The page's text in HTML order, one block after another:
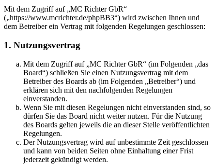
Mit dem Zugriff auf „MC Richter GbR“
(„https://www.mcrichter.de/phpBB3“) wird zwischen Ihnen und
dem Betreiber ein Vertrag mit folgenden Regelungen geschlossen:
1. Nutzungsvertrag
Mit dem Zugriff auf „MC Richter GbR“ (im Folgenden „das
Board“) schließen Sie einen Nutzungsvertrag mit dem
Betreiber des Boards ab (im Folgenden „Betreiber“) und
erklären sich mit den nachfolgenden Regelungen
einverstanden.
Wenn Sie mit diesen Regelungen nicht einverstanden sind, so
dürfen Sie das Board nicht weiter nutzen. Für die Nutzung
des Boards gelten jeweils die an dieser Stelle veröffentlichten
Regelungen.
Der Nutzungsvertrag wird auf unbestimmte Zeit geschlossen
und kann von beiden Seiten ohne Einhaltung einer Frist
jederzeit gekündigt werden.